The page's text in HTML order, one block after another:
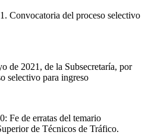
Convocatoria del proceso selectivo
de 2021, de la Subsecretaría, por
selectivo para ingreso
Fe de erratas del temario
de Técnicos de Tráfico.